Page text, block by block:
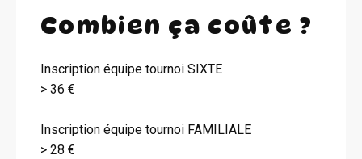
Combien ça coûte ?
Inscription équipe tournoi SIXTE
> 36 €
Inscription équipe tournoi FAMILIALE
> 28 €